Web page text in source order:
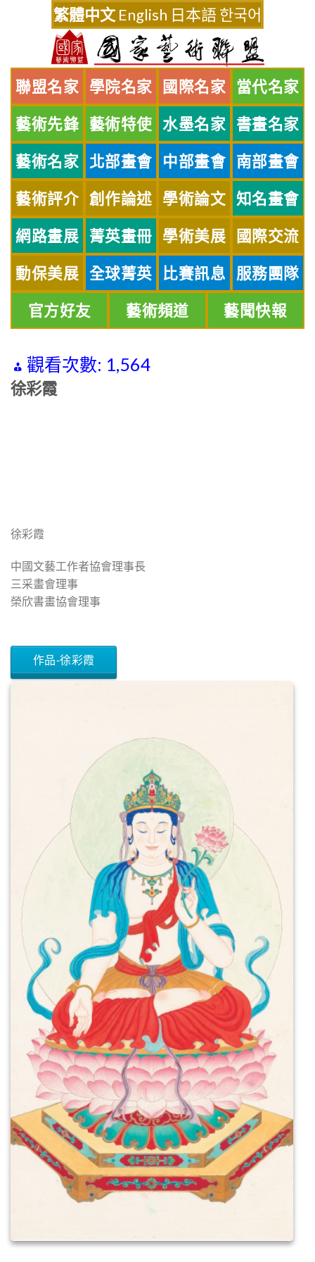
繁體中文 English 日本語한국어
聯盟名家 學院名家 國際名家 當代名家
藝術先鋒 藝術特使 水墨名家 書畫名家
藝術名家 北部畫會 中部畫會 南部畫會
藝術評介 創作論述 學術論文 知名畫會
網路畫展 菁英畫冊 學術美展 國際交流
動保美展 全球菁英 比賽訊息 服務團隊
官方好友 藝術頻道 藝聞快報
觀看次數: 1,564
徐彩霞
徐彩霞
中國文藝工作者協會理事長
三采畫會理事
榮欣書畫協會理事
作品-徐彩霞